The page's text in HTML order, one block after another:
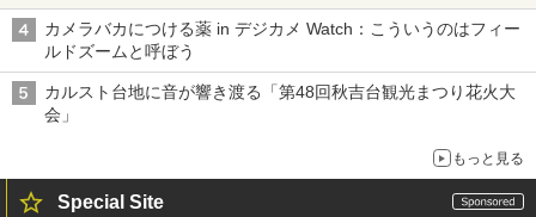
カメラバカにつける薬 in デジカメ Watch：こういうのはフィー
ルドズームと呼ぼう
カルスト台地に音が響き渡る「第48回秋吉台観光まつり花火大
会」
もっと見る
Special Site